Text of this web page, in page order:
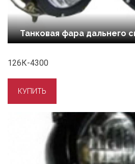
Танковая фара дальнего
126К-4300